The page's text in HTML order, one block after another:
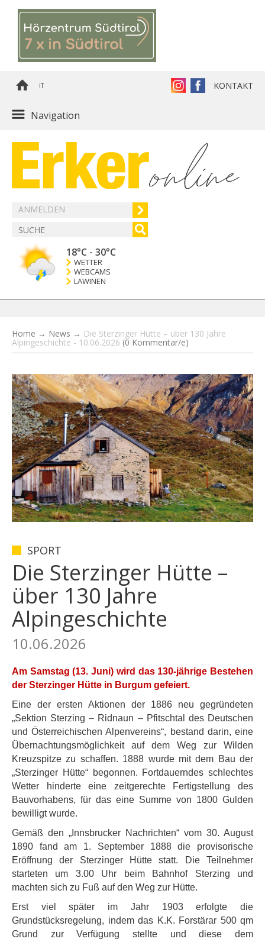
IT KONTAKT
Navigation
ANMELDEN
18°C - 30°C
WETTER
WEBCAMS
LAWINEN
Home → News → Die Sterzinger Hütte – über 130 Jahre
Alpingeschichte - 10.06.2026 (0 Kommentar/e)
SPORT
Die Sterzinger Hütte –
über 130 Jahre
Alpingeschichte
10.06.2026
Am Samstag (13. Juni) wird das 130-jährige Bestehen
der Sterzinger Hütte in Burgum gefeiert.
Eine der ersten Aktionen der 1886 neu gegründeten
„Sektion Sterzing – Ridnaun – Pfitschtal des Deutschen
und Österreichischen Alpenvereins“, bestand darin, eine
Übernachtungsmöglichkeit auf dem Weg zur Wilden
Kreuzspitze zu schaffen. 1888 wurde mit dem Bau der
„Sterzinger Hütte“ begonnen. Fortdauerndes schlechtes
Wetter hinderte eine zeitgerechte Fertigstellung des
Bauvorhabens, für das eine Summe von 1800 Gulden
bewilligt wurde.
Gemäß den „Innsbrucker Nachrichten“ vom 30. August
1890 fand am 1. September 1888 die provisorische
Eröffnung der Sterzinger Hütte statt. Die Teilnehmer
starteten um 3.00 Uhr beim Bahnhof Sterzing und
machten sich zu Fuß auf den Weg zur Hütte.
Erst viel später im Jahr 1903 erfolgte die
Grundstücksregelung, indem das K.K. Forstärar 500 qm
Grund zur Verfügung stellte und diese dem